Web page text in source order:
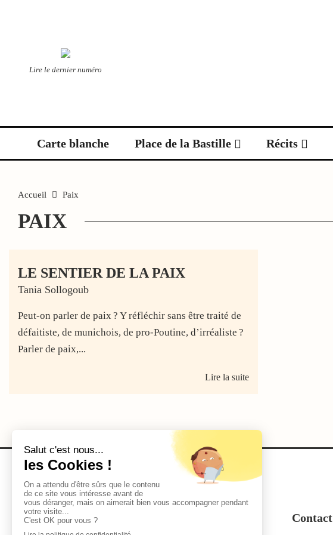
Lire le dernier numéro
Carte blanche Place de la Bastille Récits
Accueil Paix
PAIX
LE SENTIER DE LA PAIX
Tania Sollogoub
Peut-on parler de paix ? Y réfléchir sans être traité de
défaitiste, de munichois, de pro-Poutine, d’irréaliste ?
Parler de paix,...
Lire la suite
Contact